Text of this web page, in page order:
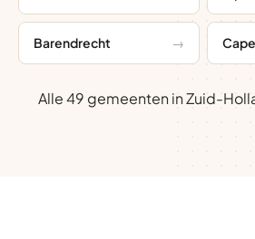
Barendrecht
Alle 49 gemeenten in Zuid-